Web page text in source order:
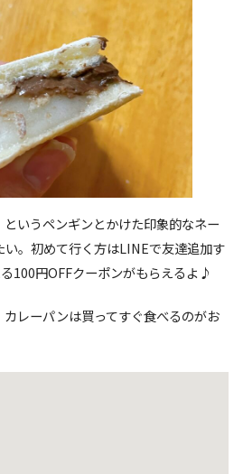
いうペンギンとかけた印象的なネー
。初めて行く方はLINEで友達追加す
100円OFFクーポンがもらえるよ♪
レーパンは買ってすぐ食べるのがお